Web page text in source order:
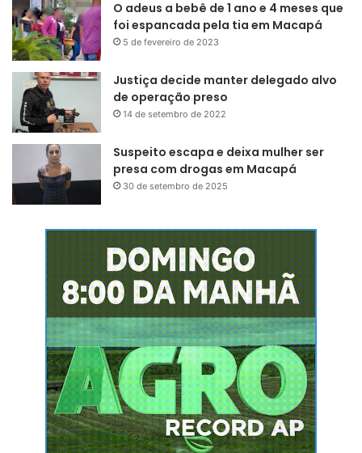
O adeus a bebê de 1 ano e 4 meses que
foi espancada pela tia em Macapá
5 de fevereiro de 2023
Justiça decide manter delegado alvo
de operação preso
14 de setembro de 2022
Suspeito escapa e deixa mulher ser
presa com drogas em Macapá
30 de setembro de 2025